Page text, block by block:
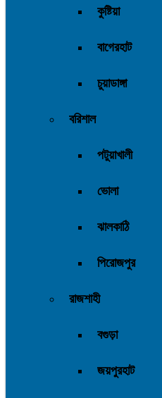
কুষ্টিয়া
বাগেরহাট
চুয়াডাঙ্গা
বরিশাল
পটুয়াখালী
ভোলা
ঝালকাঠি
পিরোজপুর
রাজশাহী
বগুড়া
জয়পুরহাট